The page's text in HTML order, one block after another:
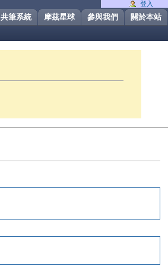
關於本站
參與我們
摩茲星球
共筆系統
登入